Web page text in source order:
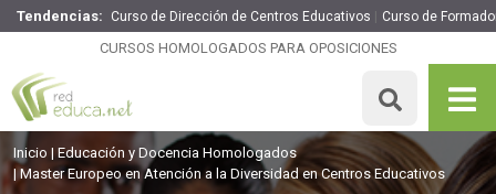
Tendencias: Curso de Dirección de Centros Educativos Curso de
CURSOS HOMOLOGADOS PARA OPOSICIONES
Master Europeo en Atención a la Diversidad en Centros
Educativos
1500 H
Inicio
Educación y Docencia Homologados
Master Europeo en Atención a la Diversidad en Centros Educativos